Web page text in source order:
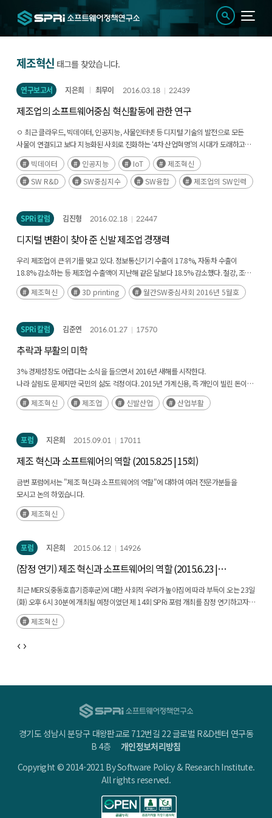
제조혁신 태그를 찾았습니다.
연구보고서 지은희 최무이 2016.03.18 22439
제조업의 소프트웨어중심 혁신활동에 관한 연구
ㅇ 최근 클라우드, 빅데이터, 인공지능, 사물인터넷 등 디지털 기술의 발전으로 모든
사물이 연결되고 보다 지능화된 사회로 진화하는 ‘4차 산업혁명’의 시대가 도래하고
있고,
이를 실현하는 핵심 동력인 소프트웨어의 중요성이 강조되고 있음
인력현황, 애로사항 등을 조사하고, 산업별 SW융합수준과 기업의 소프트웨어중심
혁신 수준을 파악하고자 함
빅데이터 인공지능 IoT
제조혁신
SW R&D
SW중심지수 SW융합 제조업의 SW인력
SPRi 칼럼 김진형 2016.02.18 22447
디지털 변환이 찾아 준 신발 제조업 경쟁력
우리 제조업이 큰 위기를 맞고 있다. 정보통신기기 수출이 17.8%, 자동차 수출이
18.8% 감소하는 등 제조업 수출액이 지난해 같은 달보다 18.5% 감소했다. 철강, 조선,
정유 산업은 이미 몇 년째 적자다. 사업을 해서 이자도 못 내는 기업이 3분의 1에
이르고, 이 상태가 3년 연속인 기업이 15%에 이른다.···
제조혁신 3D printing 월간SW중심사회 2016년 5월호
SPRi 칼럼 김준연 2016.01.27 17570
추락과 부활의 미학
3% 경제성장도 어렵다는 소식을 들으면서 2016년 새해를 시작한다.
나라 살림도 문제지만 국민의 삶도 걱정이다. 2015년 가계신용, 즉 개인이 빌린 돈이
무려 1,166조를 기록했다고 한다. 문제는 이 수치의 45% 이상이 소상공인이라는
점이다.(후략)
제조혁신 제조업 신발산업 산업부활
포럼 지은희 2015.09.01 17011
제조 혁신과 소프트웨어의 역할 (2015.8.25 | 15회)
금번 포럼에서는 "제조 혁신과 소프트웨어의 역할"에 대하여 여러 전문가분들을
모시고 논의 하였습니다.
* 발표자료(PDF)를 다운 받아 보실수 있습니다.
제조혁신
포럼 지은희 2015.06.12 14926
(잠정 연기) 제조 혁신과 소프트웨어의 역할 (2015.6.23 |
15회)
최근 MERS(중동호흡기증후군)에 대한 사회적 우려가 높아짐에 따라 부득이 오는 23일
(화) 오후 6시 30분에 개최될 예정이었던 제 14회 SPRi 포럼 개최를 잠정 연기하고자
합니다. 참석자들의 안전을 위한 결정이오니 널리 양해 부탁드리겠습니다. SPRI 포럼에
보내주신 관심에 감사드리며, 추후 변경된 일정에 대하여 다시 안내해 드리도록
제조혁신
경기도 성남시 분당구 대왕판교로 712번길 22 글로벌 R&D센터 연구동
B 4층개인정보처리방침
Copyright © 2014-2021 By Software Policy & Research Institute.
All rights reserved.